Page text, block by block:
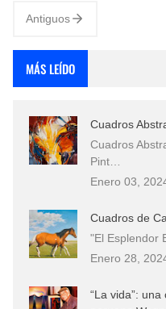
Antiguos
MÁS LEÍDO
Cuadros
Cuadros
Pint…
Enero 03,
Cuadros de
"El Esplendor
Enero 28,
“La vida”: